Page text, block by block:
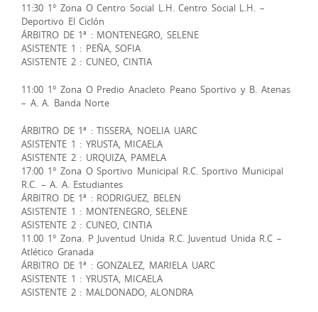
11:30 1° Zona O Centro Social L.H. Centro Social L.H. –
Deportivo El Ciclón
ÁRBITRO DE 1ª : MONTENEGRO, SELENE
ASISTENTE 1 : PEÑA, SOFIA
ASISTENTE 2 : CUNEO, CINTIA
11:00 1° Zona O Predio Anacleto Peano Sportivo y B. Atenas
– A. A. Banda Norte
ÁRBITRO DE 1ª : TISSERA, NOELIA UARC
ASISTENTE 1 : YRUSTA, MICAELA
ASISTENTE 2 : URQUIZA, PAMELA
17:00 1° Zona O Sportivo Municipal R.C. Sportivo Municipal
R.C. – A. A. Estudiantes
ÁRBITRO DE 1ª : RODRIGUEZ, BELEN
ASISTENTE 1 : MONTENEGRO, SELENE
ASISTENTE 2 : CUNEO, CINTIA
11.00 1° Zona. P Juventud Unida R.C. Juventud Unida R.C –
Atlético Granada
ÁRBITRO DE 1ª : GONZALEZ, MARIELA UARC
ASISTENTE 1 : YRUSTA, MICAELA
ASISTENTE 2 : MALDONADO, ALONDRA